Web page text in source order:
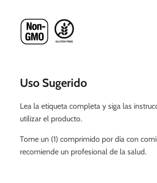
Uso Sugerido
Lea la etiqueta completa y siga las
utilizar el producto.
Tome un (1) comprimido por día con
recomiende un profesional de la salud.